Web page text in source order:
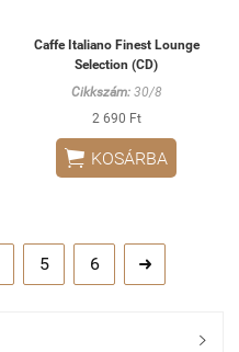
Caffe Italiano Finest Lounge
Selection (CD)
Cikkszám:30/8
2 690 Ft
 KOSÁRBA
5 6 
